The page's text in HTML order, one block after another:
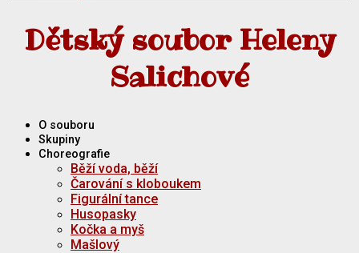
Dětský soubor Heleny
Salichové
O souboru
Skupiny
Choreografie
Běží voda, běží
Čarování s kloboukem
Figurální tance
Husopasky
Kočka a myš
Mašlový